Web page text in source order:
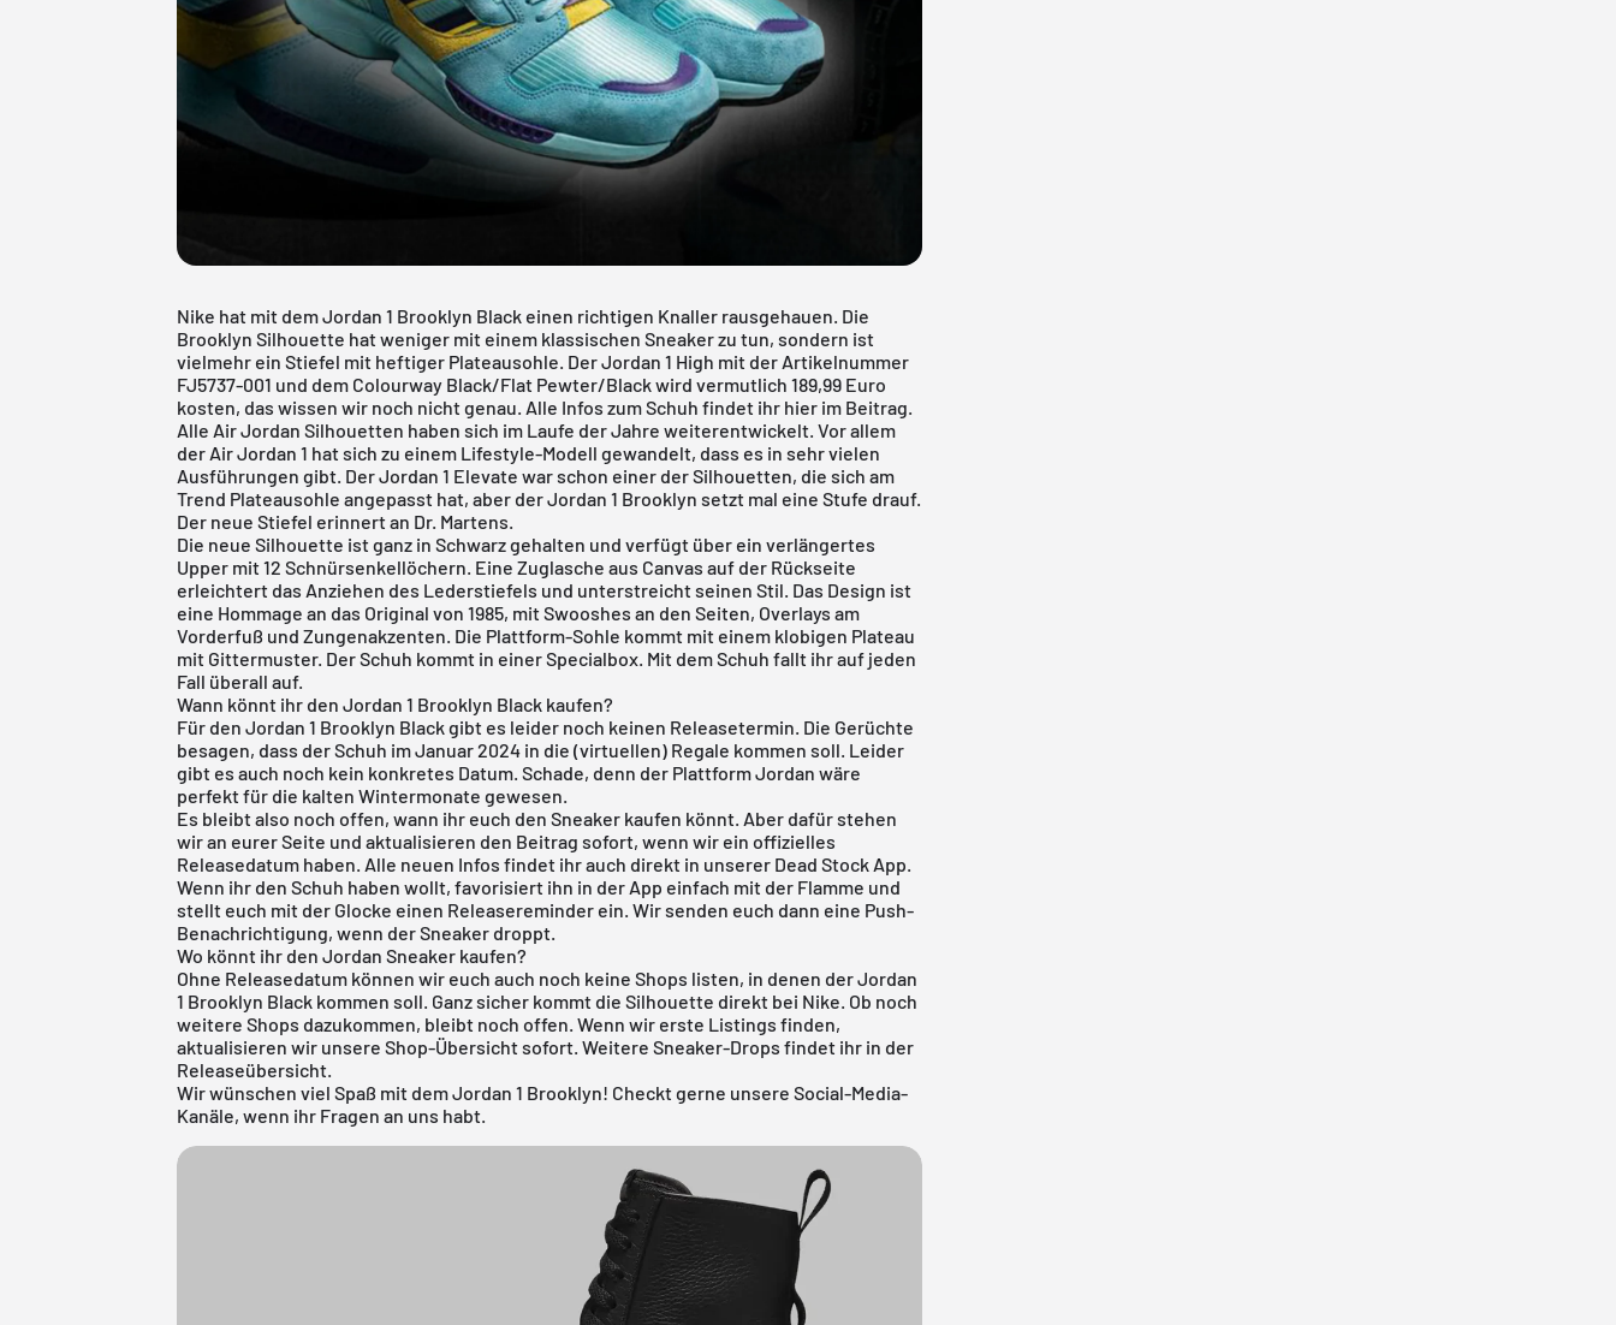
Nike hat mit dem Jordan 1 Brooklyn Black einen richtigen Knaller rausgehauen. Die
Brooklyn Silhouette hat weniger mit einem klassischen Sneaker zu tun, sondern ist
vielmehr ein Stiefel mit heftiger Plateausohle. DerJordan 1 High mit der Artikelnummer
FJ5737-001 und dem Colourway Black/Flat Pewter/Black wird vermutlich 189,99 Euro
kosten, das wissen wir noch nicht genau. Alle Infos zum Schuh findet ihr hier im Beitrag.
Alle Air Jordan Silhouetten haben sich im Laufe der Jahre weiterentwickelt. Vor allem
der Air Jordan 1 hat sich zu einem Lifestyle-Modell gewandelt, dass es in sehr vielen
Ausführungen gibt. Der Jordan 1 Elevate war schon einer der Silhouetten, die sich am
Trend Plateausohle angepasst hat, aber der Jordan 1 Brooklyn setzt mal eine Stufe drauf.
Der neue Stiefel erinnert an Dr. Martens.
Die neue Silhouette ist ganz in Schwarz gehalten und verfügt über ein verlängertes
Upper mit 12 Schnürsenkellöchern. Eine Zuglasche aus Canvas auf der Rückseite
erleichtert das Anziehen des Lederstiefels und unterstreicht seinen Stil. Das Design ist
eine Hommage an das Original von 1985, mit Swooshes an den Seiten, Overlays am
Vorderfuß und Zungenakzenten. Die Plattform-Sohle kommt mit einem klobigen Plateau
mit Gittermuster. Der Schuh kommt in einer Specialbox. Mit dem Schuh fallt ihr auf jeden
Fall überall auf.
Wann könnt ihr den Jordan 1 Brooklyn Black kaufen?
Für den Jordan 1 Brooklyn Black gibt es leider noch keinen Releasetermin. Die Gerüchte
besagen, dass der Schuh im Januar 2024 in die (virtuellen) Regale kommen soll. Leider
gibt es auch noch kein konkretes Datum. Schade, denn der Plattform Jordan wäre
perfekt für die kalten Wintermonate gewesen.
Es bleibt also noch offen, wann ihr euch den Sneaker kaufen könnt. Aber dafür stehen
wir an eurer Seite und aktualisieren den Beitrag sofort, wenn wir ein offizielles
Releasedatum haben. Alle neuen Infos findet ihr auch direkt in unserer Dead Stock App
Wenn ihr den Schuh haben wollt, favorisiert ihn in der App einfach mit der Flamme und
stellt euch mit der Glocke einen Releasereminder ein. Wir senden euch dann eine Push-
Benachrichtigung, wenn der Sneaker droppt.
Wo könnt ihr den Jordan Sneaker kaufen?
Ohne Releasedatum können wir euch auch noch keine Shops listen, in denen der Jordan
1 Brooklyn Black kommen soll. Ganz sicher kommt die Silhouette direkt bei Nike . Ob noch
weitere Shops dazukommen, bleibt noch offen. Wenn wir erste Listings finden,
aktualisieren wir unsere Shop-Übersicht sofort. Weitere Sneaker-Drops findet ihr in der
Releaseübersicht
Wir wünschen viel Spaß mit dem Jordan 1 Brooklyn! Checkt gerne unsere Social-Media-
Kanäle, wenn ihr Fragen an uns habt.